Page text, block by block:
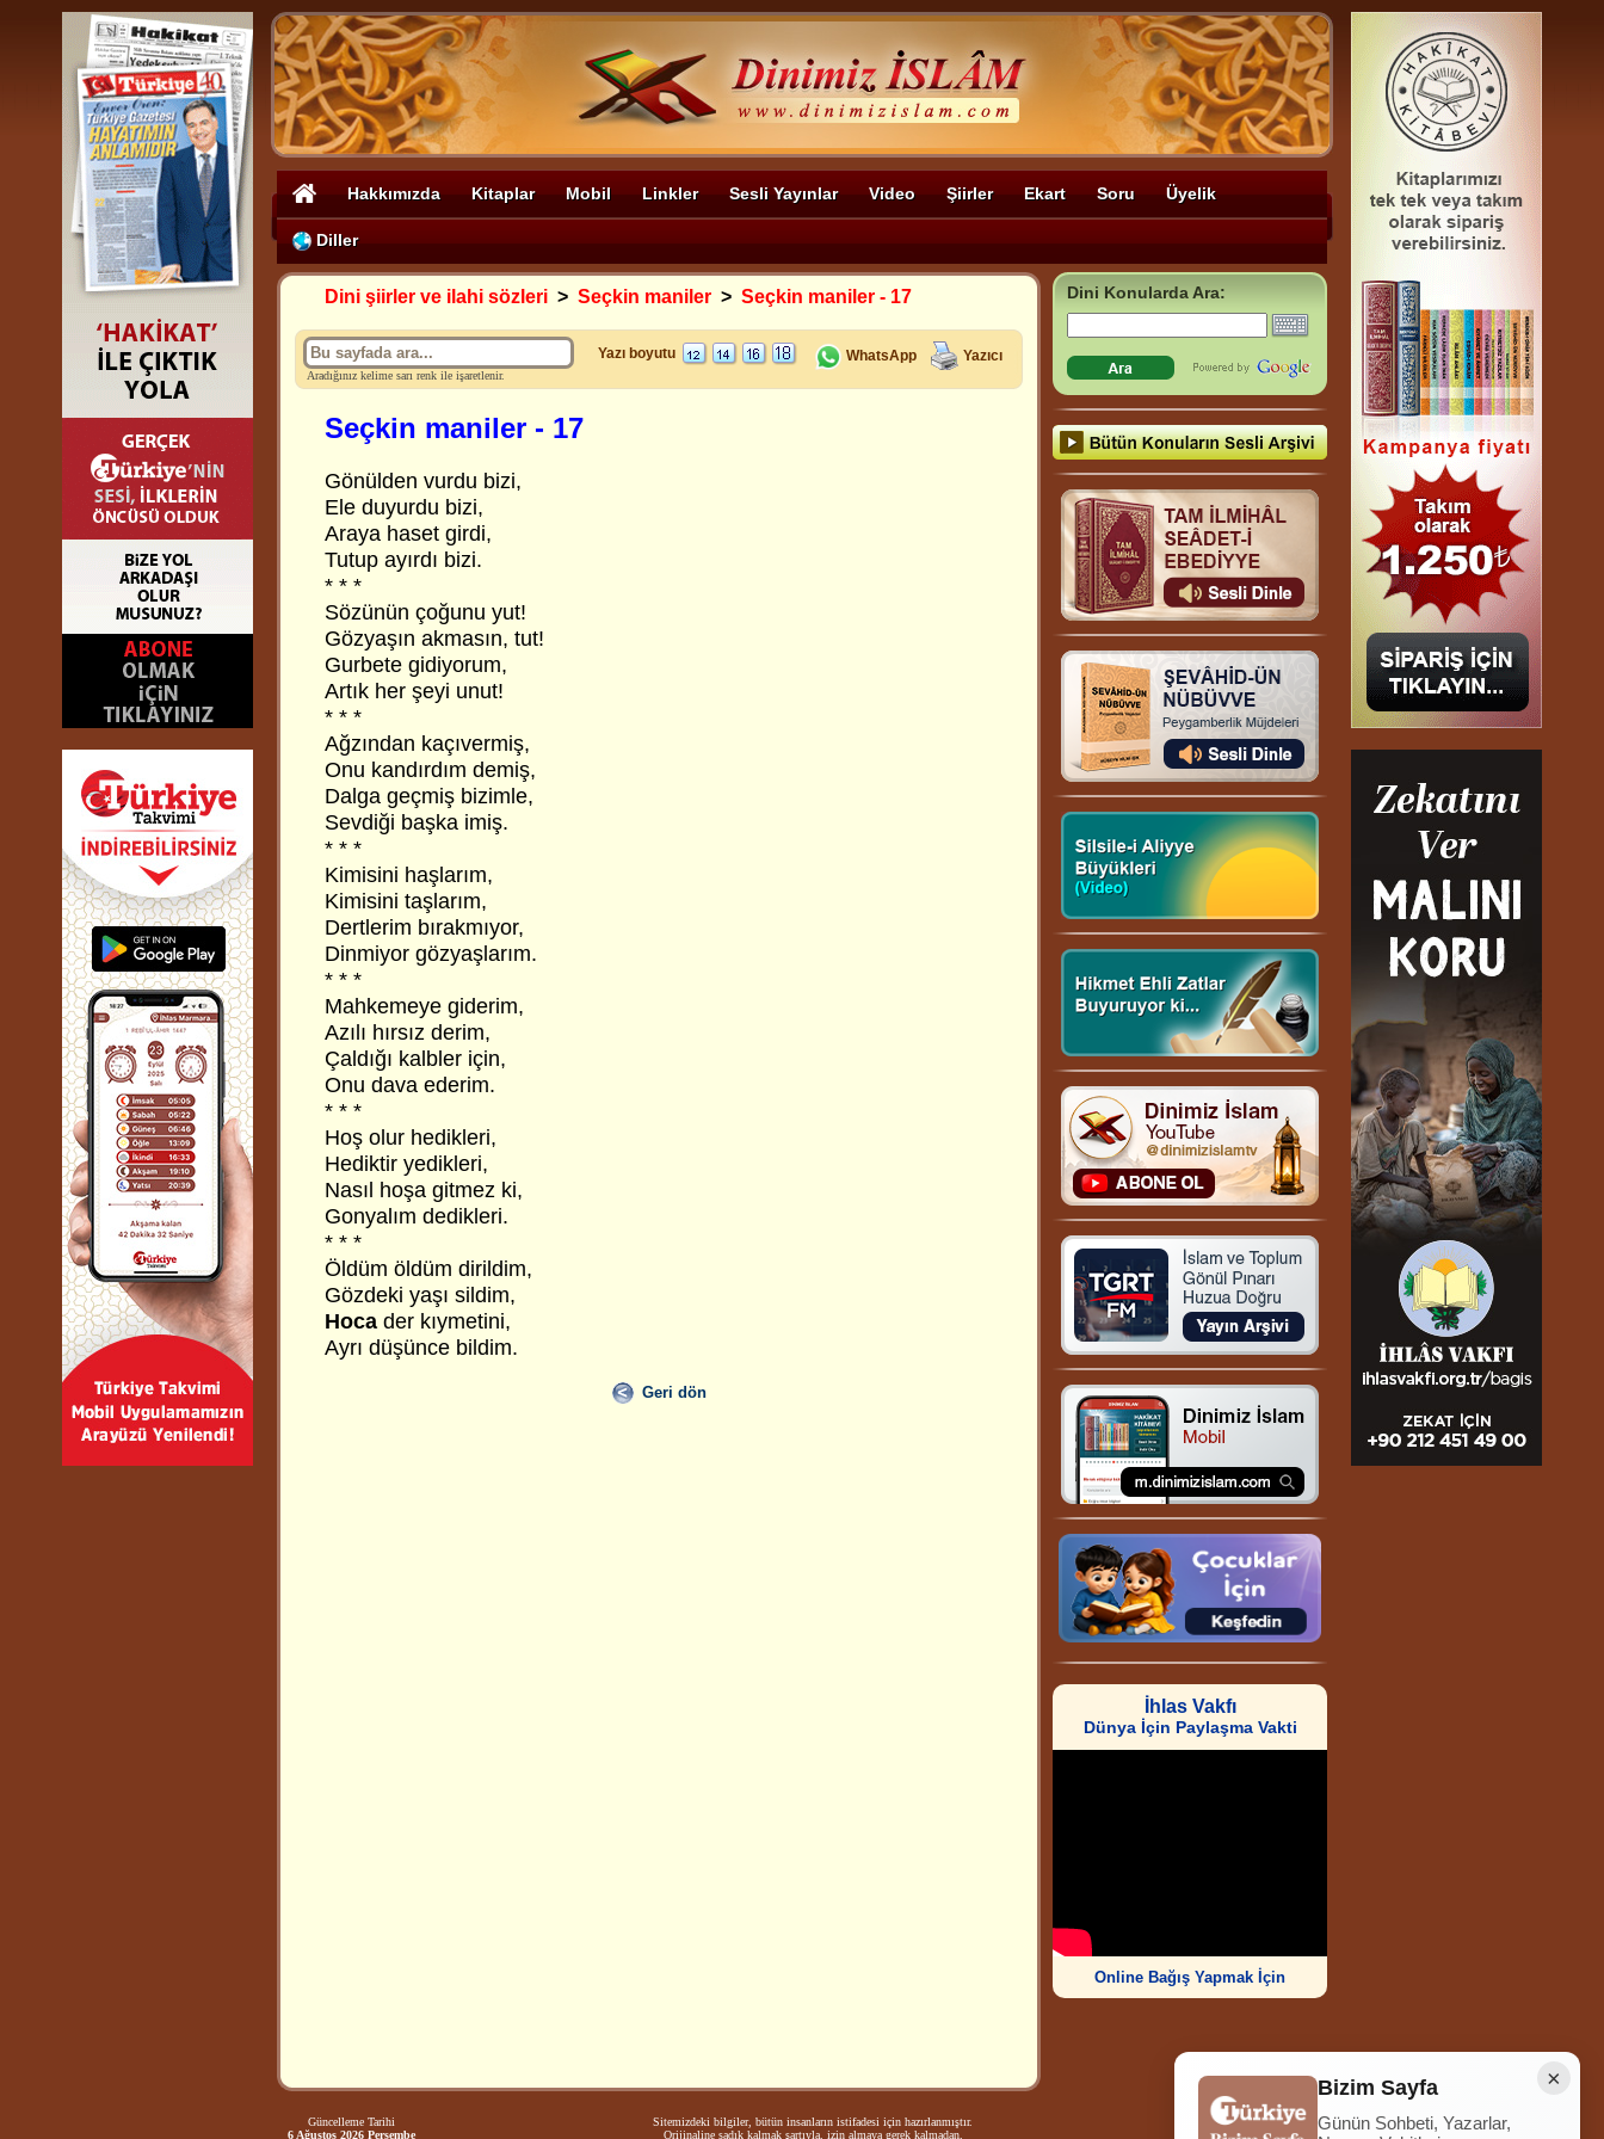
Hakkımızda Kitaplar Mobil Linkler Sesli Yayınlar Video Şiirler Ekart Soru Üyelik
Diller
Dini şiirler ve ilahi sözleri > Seçkin maniler > Seçkin maniler - 17
Aradığınız kelime sarı renk ile işaretlenir.
Yazı boyutu WhatsApp Yazıcı
Seçkin maniler - 17
Gönülden vurdu bizi,
Ele duyurdu bizi,
Araya haset girdi,
Tutup ayırdı bizi.
* * *
Sözünün çoğunu yut!
Gözyaşın akmasın, tut!
Gurbete gidiyorum,
Artık her şeyi unut!
* * *
Ağzından kaçıvermiş,
Onu kandırdım demiş,
Dalga geçmiş bizimle,
Sevdiği başka imiş.
* * *
Kimisini haşlarım,
Kimisini taşlarım,
Dertlerim bırakmıyor,
Dinmiyor gözyaşlarım.
* * *
Mahkemeye giderim,
Azılı hırsız derim,
Çaldığı kalbler için,
Onu dava ederim.
* * *
Hoş olur hedikleri,
Hediktir yedikleri,
Nasıl hoşa gitmez ki,
Gonyalım dedikleri.
* * *
Öldüm öldüm dirildim,
Gözdeki yaşı sildim,
Hoca der kıymetini,
Ayrı düşünce bildim.
Geri dön
Dini Konularda Ara:
İhlas Vakfı
Dünya İçin Paylaşma Vakti
Online Bağış Yapmak İçin
Güncelleme Tarihi
6 Ağustos 2026 Perşembe
Sitemizdeki bilgiler, bütün insanların istifadesi için hazırlanmıştır.
Orijinaline sadık kalmak şartıyla, izin almaya gerek kalmadan,
Ziyaretçi Sayısı
252.005.605
×
Bizim Sayfa
Günün Sohbeti, Yazarlar,